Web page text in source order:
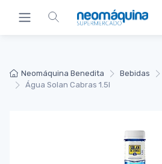
Neomáquina Benedita Bebidas
Água Solan Cabras 1.5l